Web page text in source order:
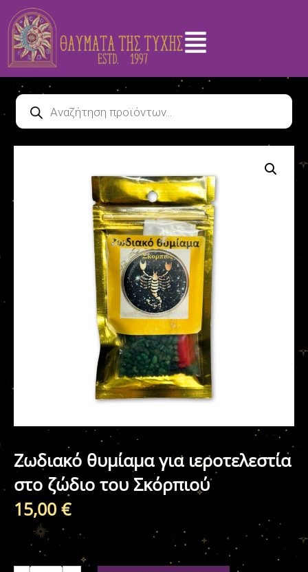
Ζωδιακό θυμίαμα για ιεροτελεστία
στο ζώδιο του Σκόρπιού
15,00 €